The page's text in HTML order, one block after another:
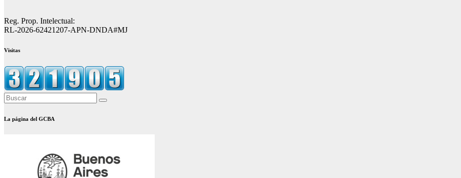
Reg. Prop. Intelectual:
RL-2026-62421207-APN-DNDA#MJ
Visitas
La página del GCBA